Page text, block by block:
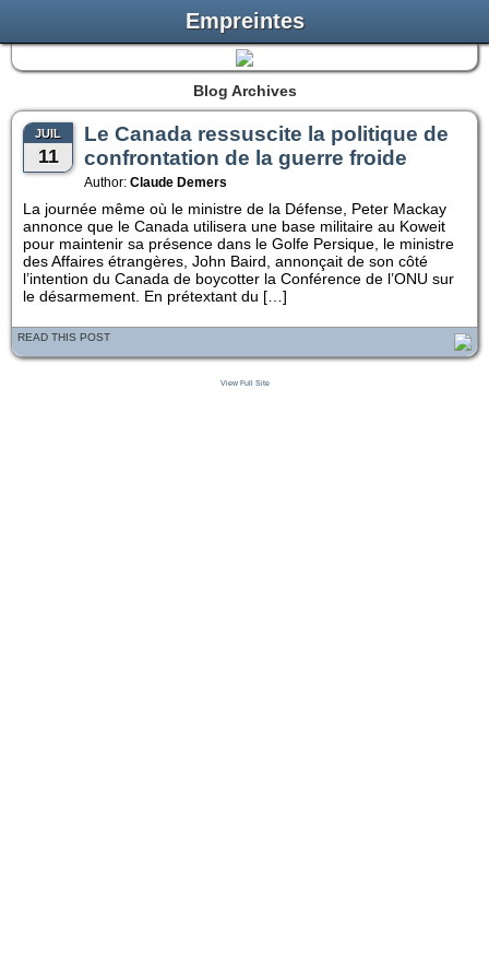
Empreintes
Blog Archives
JUIL
11
Le Canada ressuscite la politique de
confrontation de la guerre froide
Author: Claude Demers
La journée même où le ministre de la Défense, Peter Mackay
annonce que le Canada utilisera une base militaire au Koweit
pour maintenir sa présence dans le Golfe Persique, le ministre
des Affaires étrangères, John Baird, annonçait de son côté
l’intention du Canada de boycotter la Conférence de l’ONU sur
le désarmement. En prétextant du […]
READ THIS POST
View Full Site